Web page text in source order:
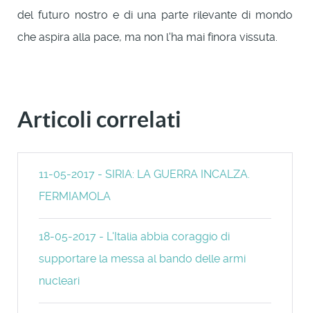
del futuro nostro e di una parte rilevante di mondo
che aspira alla pace, ma non l'ha mai finora vissuta.
Articoli correlati
11-05-2017 - SIRIA: LA GUERRA INCALZA.
FERMIAMOLA
18-05-2017 - L'Italia abbia coraggio di
supportare la messa al bando delle armi
nucleari